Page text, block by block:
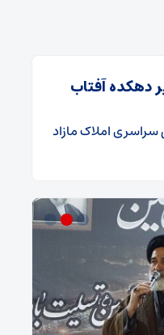
دهکده آفتاب
سراسری املاک مازاد